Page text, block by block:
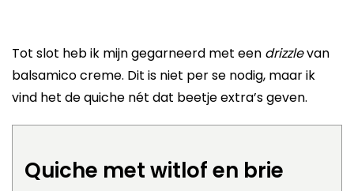
Tot slot heb ik mijn gegarneerd met een drizzlevan
balsamico creme. Dit is niet per se nodig, maar ik
vind het de quiche nét dat beetje extra’s geven.
Quiche met witlof en brie